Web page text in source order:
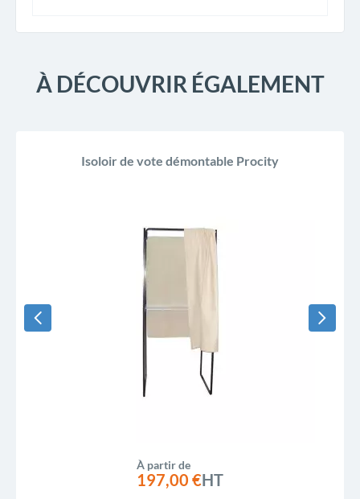
À DÉCOUVRIR ÉGALEMENT
Isoloir de vote démontable Procity
À partir de
197,00 €HT